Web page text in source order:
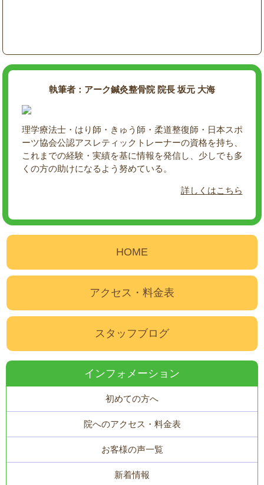
執筆者：アーク鍼灸整骨院 院長 坂元 大海
理学療法士・はり師・きゅう師・柔道整復師・日本スポ
ーツ協会公認アスレティックトレーナーの資格を持ち、
これまでの経験・実績を基に情報を発信し、少しでも多
くの方の助けになるよう努めている。
詳しくはこちら
HOME
アクセス・料金表
スタッフブログ
インフォメーション
初めての方へ
院へのアクセス・料金表
お客様の声一覧
新着情報